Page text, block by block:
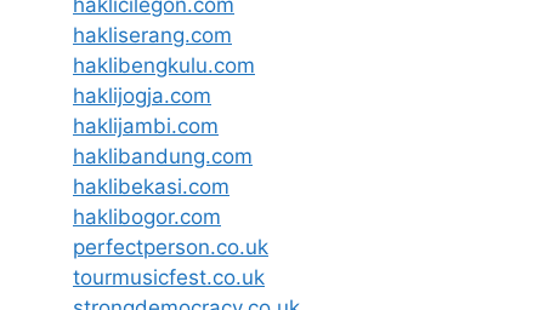
hakliserang.com
haklibengkulu.com
haklijogja.com
haklijambi.com
haklibandung.com
haklibekasi.com
haklibogor.com
perfectperson.co.uk
tourmusicfest.co.uk